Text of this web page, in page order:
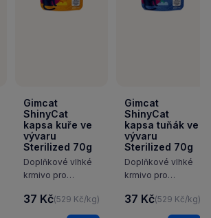
Gimcat
ShinyCat
kapsa kuře ve
vývaru
Sterilized 70g
Doplňkové vlhké
krmivo pro
sterilizované
kočky, receptura
37 Kč(529 Kč/kg)
Gimcat
ShinyCat
kapsa tuňák ve
vývaru
Sterilized 70g
Doplňkové vlhké
krmivo pro
sterilizované
kočky, receptura
37 Kč(529 Kč/kg)